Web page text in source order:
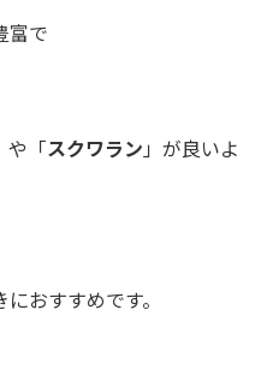
富で
や「スクワラン 」が良いよ
おすすめです。